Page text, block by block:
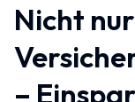
Nicht
–